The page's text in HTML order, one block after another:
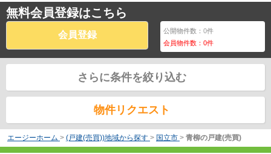
無料会員登録はこちら
会員登録 公開物件数：0件
会員物件数：0件
さらに条件を絞り込む
物件リクエスト
エージーホーム > (戸建(売買))地域から探す > 国立市 > 青柳の戸建(売買)